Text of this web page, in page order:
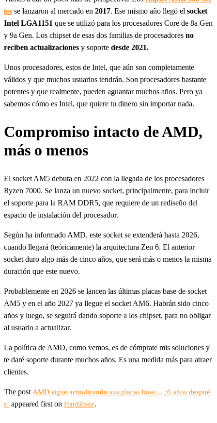
ies se lanzaron al mercado en 2017. Ese mismo año llegó el socket
Intel LGA1151 que se utilizó para los procesadores Core de 8a Gen
y 9a Gen. Los chipset de esas dos familias de procesadores no
reciben actualizaciones y soporte desde 2021.
Unos procesadores, estos de Intel, que aún son completamente
válidos y que muchos usuarios tendrán. Son procesadores bastante
potentes y que realmente, pueden aguantar muchos años. Pero ya
sabemos cómo es Intel, que quiere tu dinero sin importar nada.
Compromiso intacto de AMD,
más o menos
El socket AM5 debuta en 2022 con la llegada de los procesadores
Ryzen 7000. Se lanza un nuevo socket, principalmente, para incluir
el soporte para la RAM DDR5, que requiere de un rediseño del
espacio de instalación del procesador.
Según ha informado AMD, este socket se extenderá hasta 2026,
cuando llegará (teóricamente) la arquitectura Zen 6. El anterior
socket duro algo más de cinco años, que será más o menos la misma
duración que este nuevo.
Probablemente en 2026 se lancen las últimas placas base de socket
AM5 y en el año 2027 ya llegue el socket AM6. Habrán sido cinco
años y luego, se seguirá dando soporte a los chipset, para no obligar
al usuario a actualizar.
La política de AMD, como vemos, es de cómprate mis soluciones y
te daré soporte durante muchos años. Es una medida más para atraer
clientes.
The post AMD sigue actualizando sus placas base… ¡6 años despué
s! appeared first on HardZone.